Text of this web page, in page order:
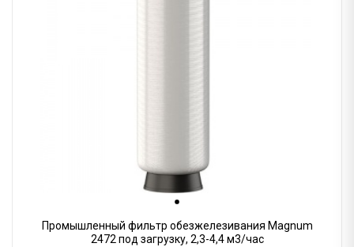
Промышленный фильтр обезжелезивания Magnum
2472 под загрузку, 2,3-4,4 м3/час